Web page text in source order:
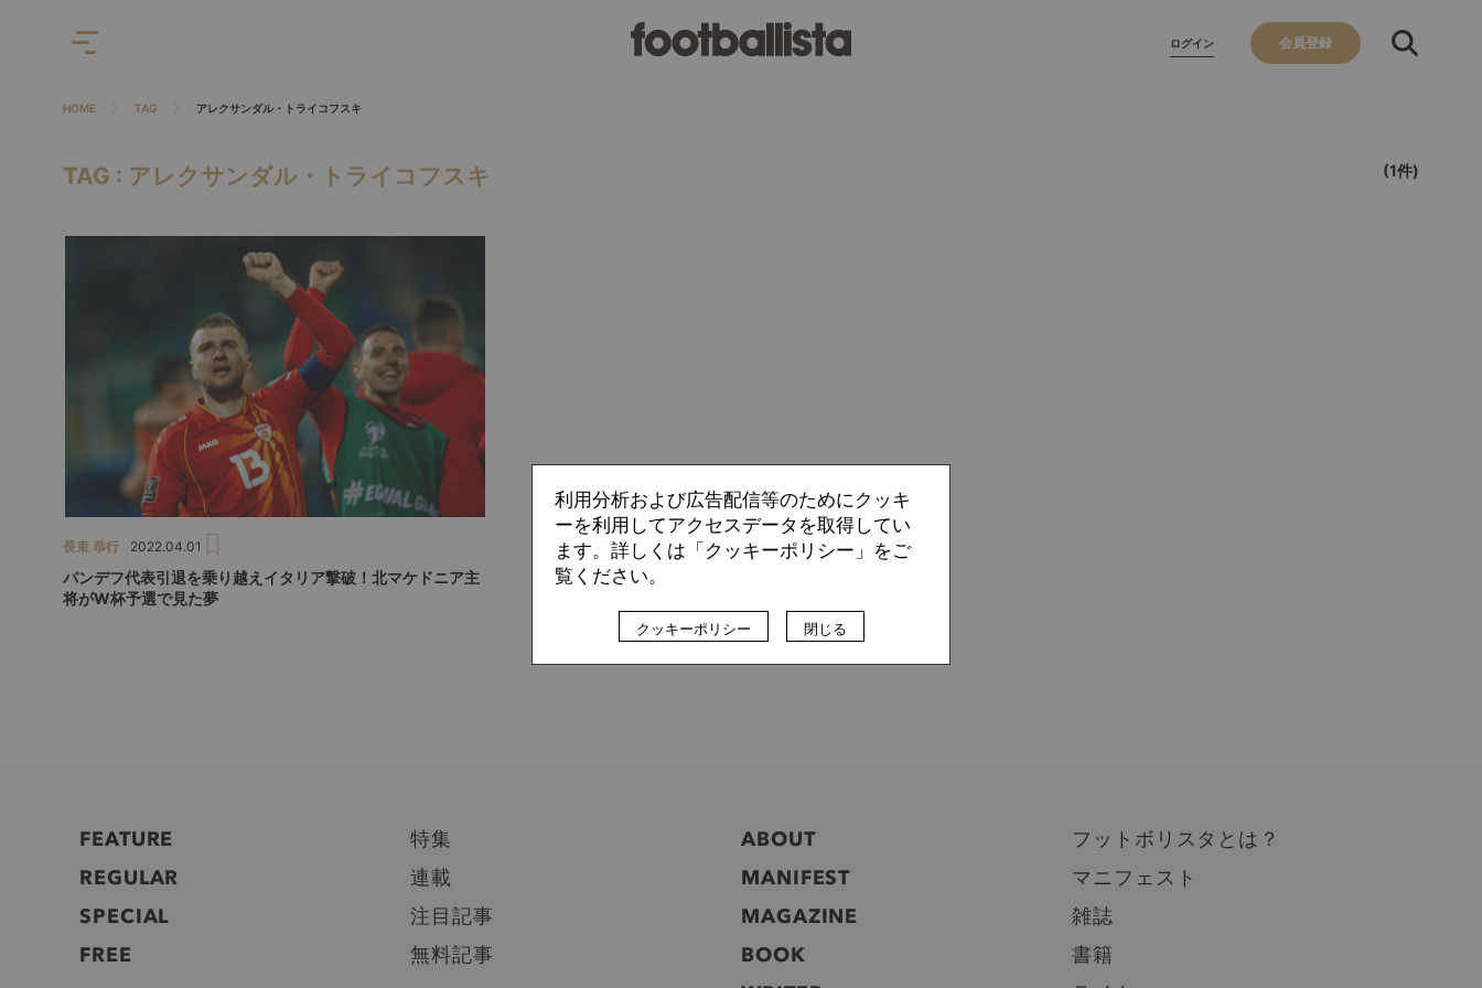
ログイン 会員登録
HOME TAG アレクサンダル・トライコフスキ
TAG : アレクサンダル・トライコフスキ (1件)
長束 恭行 2022.04.01
パンデフ代表引退を乗り越えイタリア撃破！北マケドニア主
将がW杯予選で見た夢
FEATURE
特集
REGULAR
連載
SPECIAL
注目記事
FREE
無料記事
ABOUT
フットボリスタとは？
MANIFEST
マニフェスト
MAGAZINE
雑誌
BOOK
書籍
利用分析および広告配信等のためにクッキ
ーを利用してアクセスデータを取得してい
ます。詳しくは「クッキーポリシー」をご
覧ください。
クッキーポリシー 閉じる